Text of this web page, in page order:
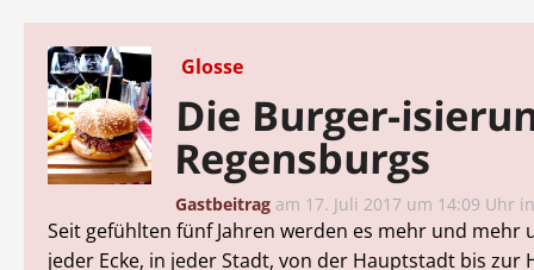
Glosse
Die Burger-
Regensburgs
Gastbeitrag am 17. Juli 2017 um 14:09 Uhr
Seit gefühlten fünf Jahren werden es mehr und mehr
jeder Ecke, in jeder Stadt, von der Hauptstadt bis zur